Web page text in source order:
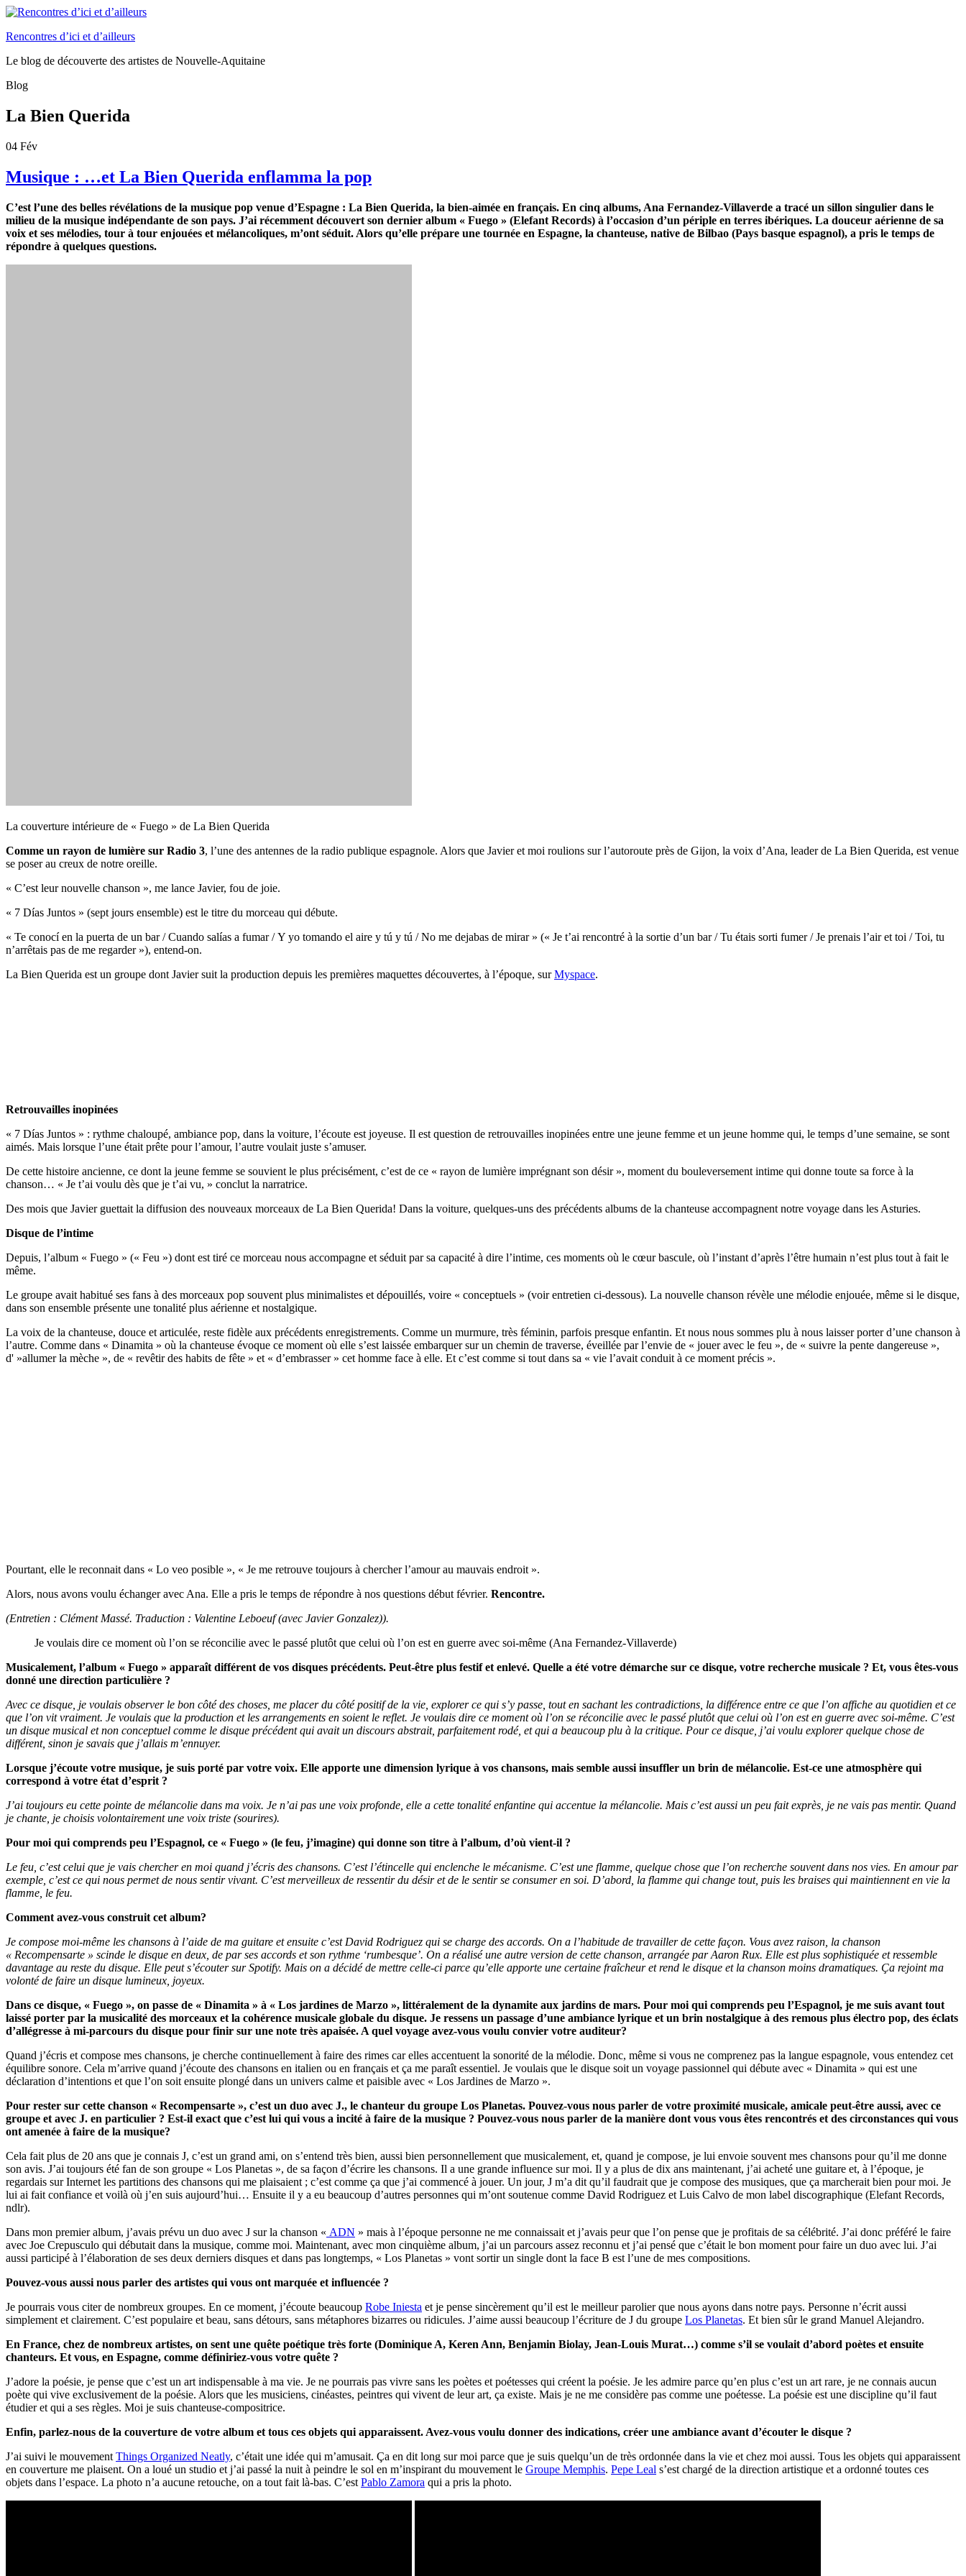
Rencontres d’ici et d’ailleurs
Le blog de découverte des artistes de Nouvelle-Aquitaine
Blog
La Bien Querida
04 Fév
Musique : …et La Bien Querida enflamma la pop
C’est l’une des belles révélations de la musique pop venue d’Espagne : La Bien Querida, la bien-aimée en français. En cinq albums, Ana Fernandez-Villaverde a tracé un sillon singulier dans le
milieu de la musique indépendante de son pays. J’ai récemment découvert son dernier album « Fuego » (Elefant Records) à l’occasion d’un périple en terres ibériques. La douceur aérienne de sa
voix et ses mélodies, tour à tour enjouées et mélancoliques, m’ont séduit. Alors qu’elle prépare une tournée en Espagne, la chanteuse, native de Bilbao (Pays basque espagnol), a pris le temps de
répondre à quelques questions.
La couverture intérieure de « Fuego » de La Bien Querida
Comme un rayon de lumière sur Radio 3, l’une des antennes de la radio publique espagnole. Alors que Javier et moi roulions sur l’autoroute près de Gijon, la voix d’Ana, leader de La Bien Querida, est venue
se poser au creux de notre oreille.
« C’est leur nouvelle chanson », me lance Javier, fou de joie.
« 7 Días Juntos » (sept jours ensemble) est le titre du morceau qui débute.
« Te conocí en la puerta de un bar /Cuando salías a fumar /Y yo tomando el aire y tú y tú /No me dejabas de mirar » (« Je t’ai rencontré à la sortie d’un bar / Tu étais sorti fumer / Je prenais l’air et toi / Toi, tu
n’arrêtais pas de me regarder »), entend-on.
La Bien Querida est un groupe dont Javier suit la production depuis les premières maquettes découvertes, à l’époque, surMyspace.
Retrouvailles inopinées
« 7 Días Juntos » : rythme chaloupé, ambiance pop, dans la voiture, l’écoute est joyeuse. Il est question de retrouvailles inopinées entre une jeune femme et un jeune homme qui, le temps d’une semaine, se sont
aimés. Mais lorsque l’une était prête pour l’amour, l’autre voulait juste s’amuser.
De cette histoire ancienne, ce dont la jeune femme se souvient le plus précisément, c’est de ce « rayon de lumière imprégnant son désir », moment du bouleversement intime qui donne toute sa force à la
chanson… « Je t’ai voulu dès que je t’ai vu, » conclut la narratrice.
Des mois que Javier guettait la diffusion des nouveaux morceaux de La Bien Querida! Dans la voiture, quelques-uns des précédents albums de la chanteuse accompagnent notre voyage dans les Asturies.
Disque de l’intime
Depuis, l’album « Fuego » (« Feu ») dont est tiré ce morceau nous accompagne et séduit par sa capacité à dire l’intime, ces moments où le cœur bascule, où l’instant d’après l’être humain n’est plus tout à fait le
même.
Le groupe avait habitué ses fans à des morceaux pop souvent plus minimalistes et dépouillés, voire « conceptuels » (voir entretien ci-dessous). La nouvelle chanson révèle une mélodie enjouée, même si le disque,
dans son ensemble présente une tonalité plus aérienne et nostalgique.
La voix de la chanteuse, douce et articulée, reste fidèle aux précédents enregistrements. Comme un murmure, très féminin, parfois presque enfantin. Et nous nous sommes plu à nous laisser porter d’une chanson à
l’autre. Comme dans « Dinamita » où la chanteuse évoque ce moment où elle s’est laissée embarquer sur un chemin de traverse, éveillée par l’envie de « jouer avec le feu », de « suivre la pente dangereuse »,
d' »allumer la mèche », de « revêtir des habits de fête » et « d’embrasser » cet homme face à elle. Et c’est comme si tout dans sa « vie l’avait conduit à ce moment précis ».
Pourtant, elle le reconnait dans « Lo veo posible », « Je me retrouve toujours à chercher l’amour au mauvais endroit ».
Alors, nous avons voulu échanger avec Ana. Elle a pris le temps de répondre à nos questions début février. Rencontre.
(Entretien : Clément Massé. Traduction : Valentine Leboeuf (avec Javier Gonzalez)).
Je voulais dire ce moment où l’on se réconcilie avec le passé plutôt que celui où l’on est en guerre avec soi-même (Ana Fernandez-Villaverde)
Musicalement, l’album « Fuego » apparaît différent de vos disques précédents. Peut-être plus festif et enlevé. Quelle a été votre démarche sur ce disque, votre recherche musicale ? Et, vous êtes-vous
donné une direction particulière ?
Avec ce disque, je voulais observer le bon côté des choses, me placer du côté positif de la vie, explorer ce qui s’y passe, tout en sachant les contradictions, la différence entre ce que l’on affiche au quotidien et ce
que l’on vit vraiment. Je voulais que la production et les arrangements en soient le reflet. Je voulais dire ce moment où l’on se réconcilie avec le passé plutôt que celui où l’on est en guerre avec soi-même. C’est
un disque musical et non conceptuel comme le disque précédent qui avait un discours abstrait, parfaitement rodé, et qui a beaucoup plu à la critique. Pour ce disque, j’ai voulu explorer quelque chose de
différent, sinon je savais que j’allais m’ennuyer.
Lorsque j’écoute votre musique, je suis porté par votre voix. Elle apporte une dimension lyrique à vos chansons, mais semble aussi insuffler un brin de mélancolie. Est-ce une atmosphère qui
correspond à votre état d’esprit ?
J’ai toujours eu cette pointe de mélancolie dans ma voix. Je n’ai pas une voix profonde, elle a cette tonalité enfantine qui accentue la mélancolie. Mais c’est aussi un peu fait exprès, je ne vais pas mentir. Quand
je chante, je choisis volontairement une voix triste (sourires).
Pour moi qui comprends peu l’Espagnol, ce « Fuego » (le feu, j’imagine) qui donne son titre à l’album, d’où vient-il ?
Le feu, c’est celui que je vais chercher en moi quand j’écris des chansons. C’est l’étincelle qui enclenche le mécanisme. C’est une flamme, quelque chose que l’on recherche souvent dans nos vies. En amour par
exemple, c’est ce qui nous permet de nous sentir vivant. C’est merveilleux de ressentir du désir et de le sentir se consumer en soi. D’abord, la flamme qui change tout, puis les braises qui maintiennent en vie la
flamme, le feu.
Comment avez-vous construit cet album?
Je compose moi-même les chansons à l’aide de ma guitare et ensuite c’est David Rodriguez qui se charge des accords. On a l’habitude de travailler de cette façon. Vous avez raison, la chanson
« Recompensarte » scinde le disque en deux, de par ses accords et son rythme ‘rumbesque’. On a réalisé une autre version de cette chanson, arrangée par Aaron Rux. Elle est plus sophistiquée et ressemble
davantage au reste du disque. Elle peut s’écouter sur Spotify. Mais on a décidé de mettre celle-ci parce qu’elle apporte une certaine fraîcheur et rend le disque et la chanson moins dramatiques. Ça rejoint ma
volonté de faire un disque lumineux, joyeux.
Dans ce disque, « Fuego », on passe de « Dinamita » à « Los jardines de Marzo », littéralement de la dynamite aux jardins de mars. Pour moi qui comprends peu l’Espagnol, je me suis avant tout
laissé porter par la musicalité des morceaux et la cohérence musicale globale du disque. Je ressens un passage d’une ambiance lyrique et un brin nostalgique à des remous plus électro pop, des éclats
d’allégresse à mi-parcours du disque pour finir sur une note très apaisée. A quel voyage avez-vous voulu convier votre auditeur?
Quand j’écris et compose mes chansons, je cherche continuellement à faire des rimes car elles accentuent la sonorité de la mélodie. Donc, même si vous ne comprenez pas la langue espagnole, vous entendez cet
équilibre sonore. Cela m’arrive quand j’écoute des chansons en italien ou en français et ça me paraît essentiel. Je voulais que le disque soit un voyage passionnel qui débute avec « Dinamita » qui est une
déclaration d’intentions et que l’on soit ensuite plongé dans un univers calme et paisible avec « Los Jardines de Marzo ».
Pour rester sur cette chanson « Recompensarte », c’est un duo avec J., le chanteur du groupe Los Planetas. Pouvez-vous nous parler de votre proximité musicale, amicale peut-être aussi, avec ce
groupe et avec J. en particulier ? Est-il exact que c’est lui qui vous a incité à faire de la musique ? Pouvez-vous nous parler de la manière dont vous vous êtes rencontrés et des circonstances qui vous
ont amenée à faire de la musique?
Cela fait plus de 20 ans que je connais J, c’est un grand ami, on s’entend très bien, aussi bien personnellement que musicalement, et, quand je compose, je lui envoie souvent mes chansons pour qu’il me donne
son avis. J’ai toujours été fan de son groupe « Los Planetas », de sa façon d’écrire les chansons. Il a une grande influence sur moi. Il y a plus de dix ans maintenant, j’ai acheté une guitare et, à l’époque, je
regardais sur Internet les partitions des chansons qui me plaisaient ; c’est comme ça que j’ai commencé à jouer. Un jour, J m’a dit qu’il faudrait que je compose des musiques, que ça marcherait bien pour moi. Je
lui ai fait confiance et voilà où j’en suis aujourd’hui… Ensuite il y a eu beaucoup d’autres personnes qui m’ont soutenue comme David Rodriguez et Luis Calvo de mon label discographique (Elefant Records,
ndlr).
Dans mon premier album, j’avais prévu un duo avec J sur la chanson « ADN » mais à l’époque personne ne me connaissait et j’avais peur que l’on pense que je profitais de sa célébrité. J’ai donc préféré le faire
avec Joe Crepusculo qui débutait dans la musique, comme moi. Maintenant, avec mon cinquième album, j’ai un parcours assez reconnu et j’ai pensé que c’était le bon moment pour faire un duo avec lui. J’ai
aussi participé à l’élaboration de ses deux derniers disques et dans pas longtemps, « Los Planetas » vont sortir un single dont la face B est l’une de mes compositions.
Pouvez-vous aussi nous parler des artistes qui vous ont marquée et influencée ?
Je pourrais vous citer de nombreux groupes. En ce moment, j’écoute beaucoup Robe Iniesta et je pense sincèrement qu’il est le meilleur parolier que nous ayons dans notre pays. Personne n’écrit aussi
simplement et clairement. C’est populaire et beau, sans détours, sans métaphores bizarres ou ridicules. J’aime aussi beaucoup l’écriture de J du groupe Los Planetas. Et bien sûr le grand Manuel Alejandro.
En France, chez de nombreux artistes, on sent une quête poétique très forte (Dominique A, Keren Ann, Benjamin Biolay, Jean-Louis Murat…) comme s’il se voulait d’abord poètes et ensuite
chanteurs. Et vous, en Espagne, comme définiriez-vous votre quête ?
J’adore la poésie, je pense que c’est un art indispensable à ma vie. Je ne pourrais pas vivre sans les poètes et poétesses qui créent la poésie. Je les admire parce qu’en plus c’est un art rare, je ne connais aucun
poète qui vive exclusivement de la poésie. Alors que les musiciens, cinéastes, peintres qui vivent de leur art, ça existe. Mais je ne me considère pas comme une poétesse. La poésie est une discipline qu’il faut
étudier et qui a ses règles. Moi je suis chanteuse-compositrice.
Enfin, parlez-nous de la couverture de votre album et tous ces objets qui apparaissent. Avez-vous voulu donner des indications, créer une ambiance avant d’écouter le disque ?
J’ai suivi le mouvement Things Organized Neatly, c’était une idée qui m’amusait. Ça en dit long sur moi parce que je suis quelqu’un de très ordonnée dans la vie et chez moi aussi. Tous les objets qui apparaissent
en couverture me plaisent. On a loué un studio et j’ai passé la nuit à peindre le sol en m’inspirant du mouvement le Groupe Memphis. Pepe Leal s’est chargé de la direction artistique et a ordonné toutes ces
objets dans l’espace. La photo n’a aucune retouche, on a tout fait là-bas. C’est Pablo Zamora qui a pris la photo.